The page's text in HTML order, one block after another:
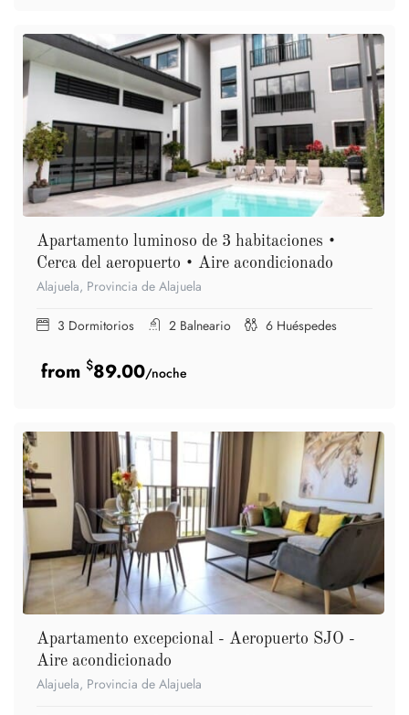
Apartamento luminoso de 3 habitaciones •
Cerca del aeropuerto • Aire acondicionado
Alajuela, Provincia de Alajuela
3 Dormitorios 2 Balneario 6 Huéspedes
$89.00/noche
Apartamento excepcional - Aeropuerto SJO -
Aire acondicionado
Alajuela, Provincia de Alajuela